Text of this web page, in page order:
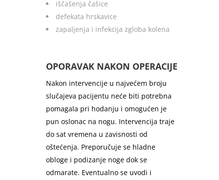
iščašenja čašice
defekata hrskavice
zapaljenja i infekcija zgloba kolena
OPORAVAK NAKON OPERACIJE
Nakon intervencije u najvećem broju
slučajeva pacijentu neće biti potrebna
pomagala pri hodanju i omogućen je
pun oslonac na nogu. Intervencija traje
do sat vremena u zavisnosti od
oštećenja. Preporučuje se hladne
obloge i podizanje noge dok se
odmarate. Eventualno se uvodi i